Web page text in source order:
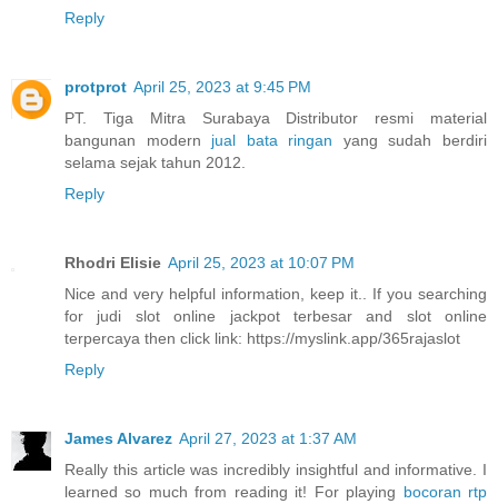
Reply
protprot April 25, 2023 at 9:45 PM
PT. Tiga Mitra Surabaya Distributor resmi material
bangunan modern jual bata ringan yang sudah berdiri
selama sejak tahun 2012.
Reply
Rhodri Elisie April 25, 2023 at 10:07 PM
Nice and very helpful information, keep it.. If you searching
for judi slot online jackpot terbesar and slot online
terpercaya then click link: https://myslink.app/365rajaslot
Reply
James Alvarez April 27, 2023 at 1:37 AM
Really this article was incredibly insightful and informative. I
learned so much from reading it! For playing bocoran rtp